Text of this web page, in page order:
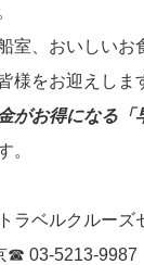
室、おいしいお
様をお迎えしま
がお得になる「
。
ラベルクルーズ
03-5213-